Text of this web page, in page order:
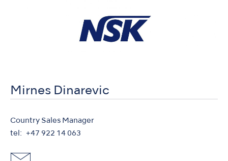
Mirnes Dinarevic
Country Sales Manager
tel
+47 922 14 063